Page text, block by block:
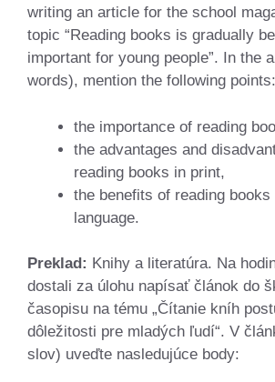
writing an article for the school
topic “Reading books is gradually
important for young people”. In the
words), mention the following points:
the importance of reading
the advantages and
reading books in print,
the benefits of reading
language.
Preklad: Knihy a literatúra. Na
dostali za úlohu napísať článok do
časopisu na tému „Čítanie kníh
dôležitosti pre mladých ľudí“. V
slov) uveďte nasledujúce body: